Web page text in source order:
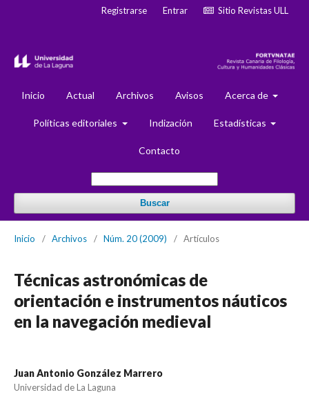
Inicio Actual Archivos Avisos Acerca de
Políticas editoriales Indización Estadísticas
Contacto
Buscar
Registrarse Entrar Sitio Revistas ULL
Inicio / Archivos / Núm. 20 (2009) / Artículos
Técnicas astronómicas de
orientación e instrumentos náuticos
en la navegación medieval
Juan Antonio González Marrero
Universidad de La Laguna